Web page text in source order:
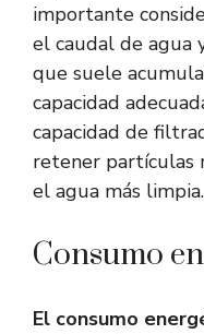
importante
el caudal de agua
que suele
capacidad
capacidad de
retener partículas
el agua más limpia.
Consumo
El consumo